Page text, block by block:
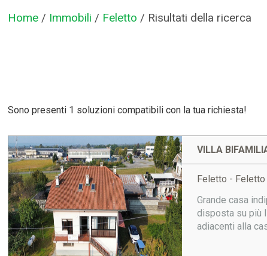
Home / Immobili / Feletto / Risultati della ricerca
Sono presenti 1 soluzioni compatibili con la tua richiesta!
VILLA
Feletto - Feletto
Grande casa
disposta su più
adiacenti alla